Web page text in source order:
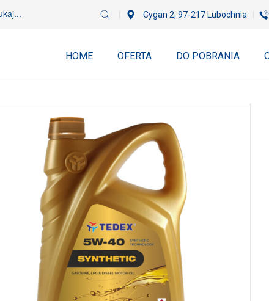
Cygan 2, 97-217 Lubochnia
HOME OFERTA DO POBRANIA